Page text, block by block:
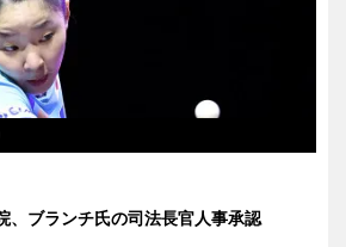
、ブランチ氏の司法長官人事承認